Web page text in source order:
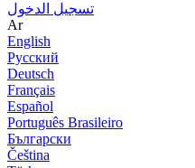
تسجيل الدخول
Ar
English
Русский
Deutsch
Français
Español
Português Brasileiro
Български
Čeština